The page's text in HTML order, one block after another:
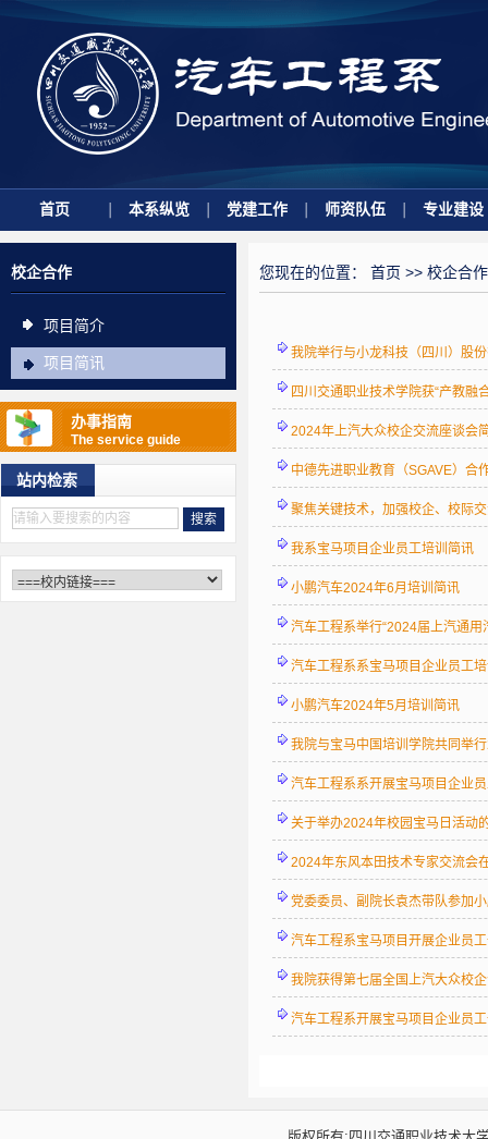
首页 本系纵览 党建工作 师资队伍 专业建设
校企合作
项目简介
项目简讯
办事指南
The service guide
站内检索
您现在的位置： 首页 >> 校企合作
我院举行与小龙科技（四川）股
四川交通职业技术学院获“产教融
2024年上汽大众校企交流座谈会
中德先进职业教育（SGAVE）合
聚焦关键技术，加强校企、校际
我系宝马项目企业员工培训简讯
小鹏汽车2024年6月培训简讯
汽车工程系举行“2024届上汽通用
汽车工程系系宝马项目企业员工
小鹏汽车2024年5月培训简讯
我院与宝马中国培训学院共同举
汽车工程系系开展宝马项目企业
关于举办2024年校园宝马日活动
2024年东风本田技术专家交流会
党委委员、副院长袁杰带队参加
汽车工程系宝马项目开展企业员
我院获得第七届全国上汽大众校
汽车工程系开展宝马项目企业员